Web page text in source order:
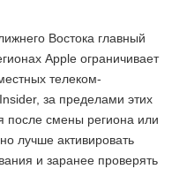
Востока главный
Apple ограничивает
телеком-
за пределами этих
после смены региона или
лучше активировать
и заранее проверять